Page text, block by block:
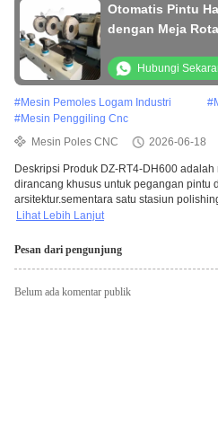
Otomatis Pintu
dengan Meja
Hubungi
#Mesin Pemoles Logam Industri #
#Mesin Penggiling Cnc
Mesin Poles CNC
2026-06-18
Deskripsi Produk DZ-RT4-DH600
dirancang khusus untuk pegangan pintu
arsitektur.sementara satu stasiun
Lihat Lebih Lanjut
Pesan dari pengunjung
Belum ada komentar publik